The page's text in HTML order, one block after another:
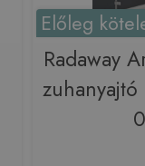
Előleg
Radaway